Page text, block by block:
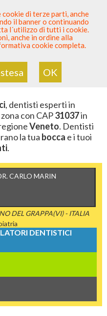
PARTECIPA
Dentista Sicuro > Odontoiatria>
>Veneto >Treviso >CAP 31037
31037
, dentisti esperti in
con CAP31037in
Veneto. Dentisti
la tua bocca e i tuoi
.
CARLO MARIN
DEL GRAPPA(VI) - ITALIA
DENTISTICI
di terze parti, anche
il banner o continuando
l´utilizzo di tutti i cookie.
anche in ordine alla
cookie completa.
OK